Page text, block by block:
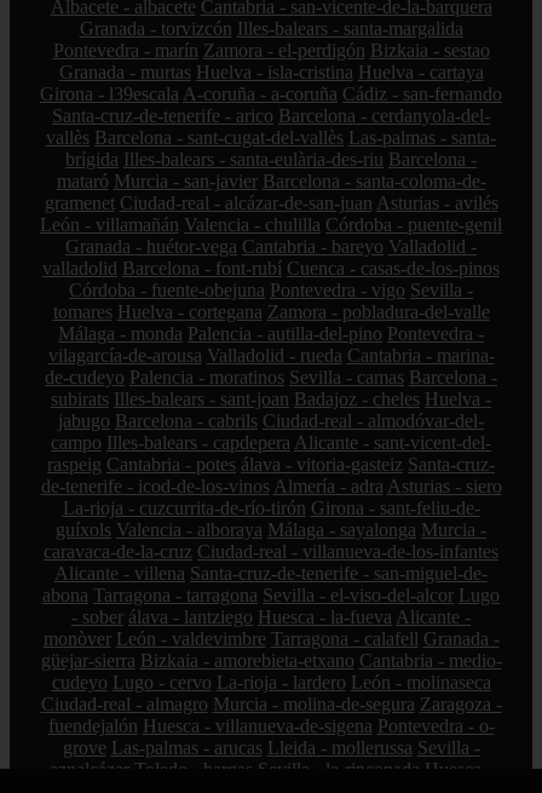
Albacete - albacete Cantabria - san-vicente-de-la-barquera
Granada - torvizcón Illes-balears - santa-margalida
Pontevedra - marín Zamora - el-perdigón Bizkaia - sestao
Granada - murtas Huelva - isla-cristina Huelva - cartaya
Girona - l39escala A-coruña - a-coruña Cádiz - san-fernando
Santa-cruz-de-tenerife - arico Barcelona - cerdanyola-del-
vallès Barcelona - sant-cugat-del-vallès Las-palmas - santa-
brígida Illes-balears - santa-eulària-des-riu Barcelona -
mataró Murcia - san-javier Barcelona - santa-coloma-de-
gramenet Ciudad-real - alcázar-de-san-juan Asturias - avilés
León - villamañán Valencia - chulilla Córdoba - puente-genil
Granada - huétor-vega Cantabria - bareyo Valladolid -
valladolid Barcelona - font-rubí Cuenca - casas-de-los-pinos
Córdoba - fuente-obejuna Pontevedra - vigo Sevilla -
tomares Huelva - cortegana Zamora - pobladura-del-valle
Málaga - monda Palencia - autilla-del-pino Pontevedra -
vilagarcía-de-arousa Valladolid - rueda Cantabria - marina-
de-cudeyo Palencia - moratinos Sevilla - camas Barcelona -
subirats Illes-balears - sant-joan Badajoz - cheles Huelva -
jabugo Barcelona - cabrils Ciudad-real - almodóvar-del-
campo Illes-balears - capdepera Alicante - sant-vicent-del-
raspeig Cantabria - potes álava - vitoria-gasteiz Santa-cruz-
de-tenerife - icod-de-los-vinos Almería - adra Asturias - siero
La-rioja - cuzcurrita-de-río-tirón Girona - sant-feliu-de-
guíxols Valencia - alboraya Málaga - sayalonga Murcia -
caravaca-de-la-cruz Ciudad-real - villanueva-de-los-infantes
Alicante - villena Santa-cruz-de-tenerife - san-miguel-de-
abona Tarragona - tarragona Sevilla - el-viso-del-alcor Lugo
- sober álava - lantziego Huesca - la-fueva Alicante -
monòver León - valdevimbre Tarragona - calafell Granada -
güejar-sierra Bizkaia - amorebieta-etxano Cantabria - medio-
cudeyo Lugo - cervo La-rioja - lardero León - molinaseca
Ciudad-real - almagro Murcia - molina-de-segura Zaragoza -
fuendejalón Huesca - villanueva-de-sigena Pontevedra - o-
grove Las-palmas - arucas Lleida - mollerussa Sevilla -
aznalcázar Toledo - bargas Sevilla - la-rinconada Huesca -